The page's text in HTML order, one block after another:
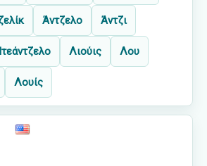
Άντζελο Άντζι
Λιούις Λου
Λουίς